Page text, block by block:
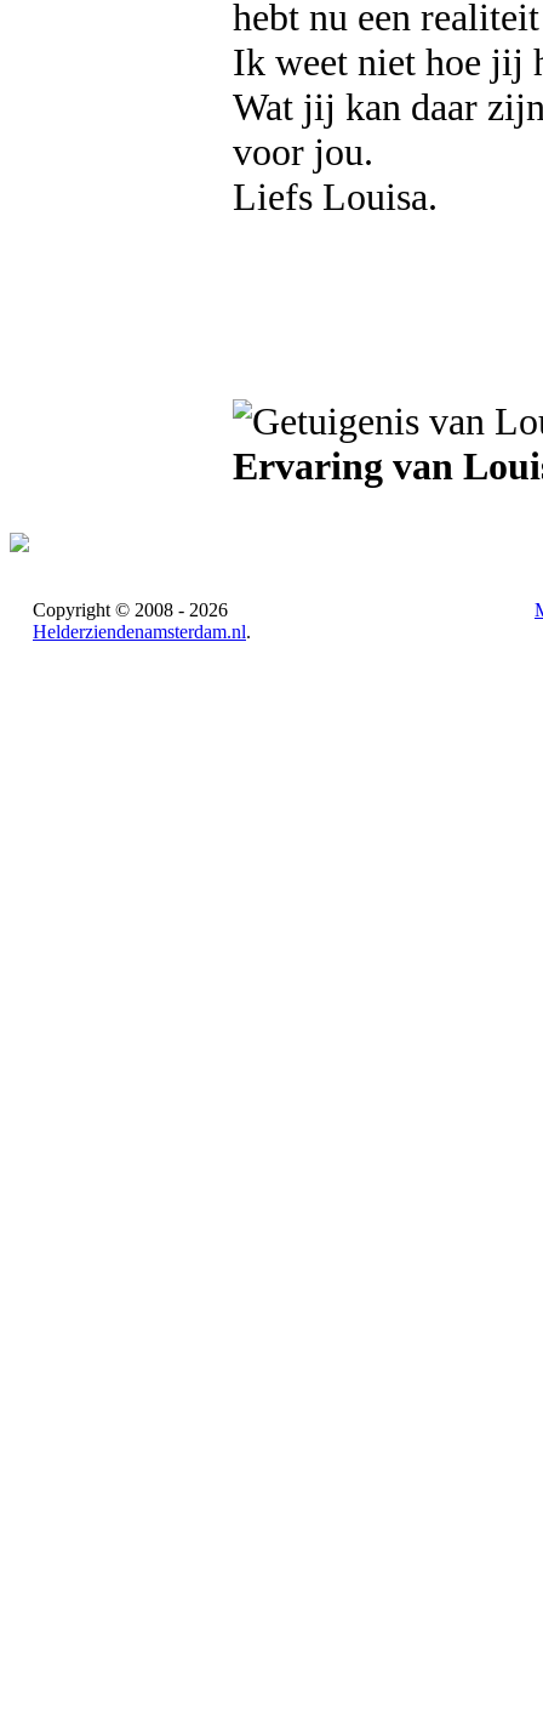
hebt nu een
Ik weet niet hoe jij
Wat jij kan daar
voor jou.
Liefs Louisa.
Ervaring van
Copyright © 2008 - 2026
Helderziendenamsterdam.nl.